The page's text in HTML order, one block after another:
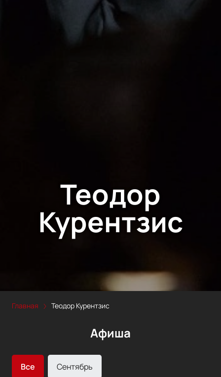
Теодор
Курентзис
Главная Теодор Курентзис
Афиша
Все Сентябрь